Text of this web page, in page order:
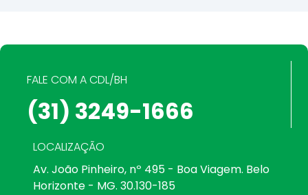
FALE COM A CDL/BH
(31) 3249-1666
LOCALIZAÇÃO
Av. João Pinheiro, nº 495 - Boa Viagem. Belo
Horizonte - MG. 30.130-185